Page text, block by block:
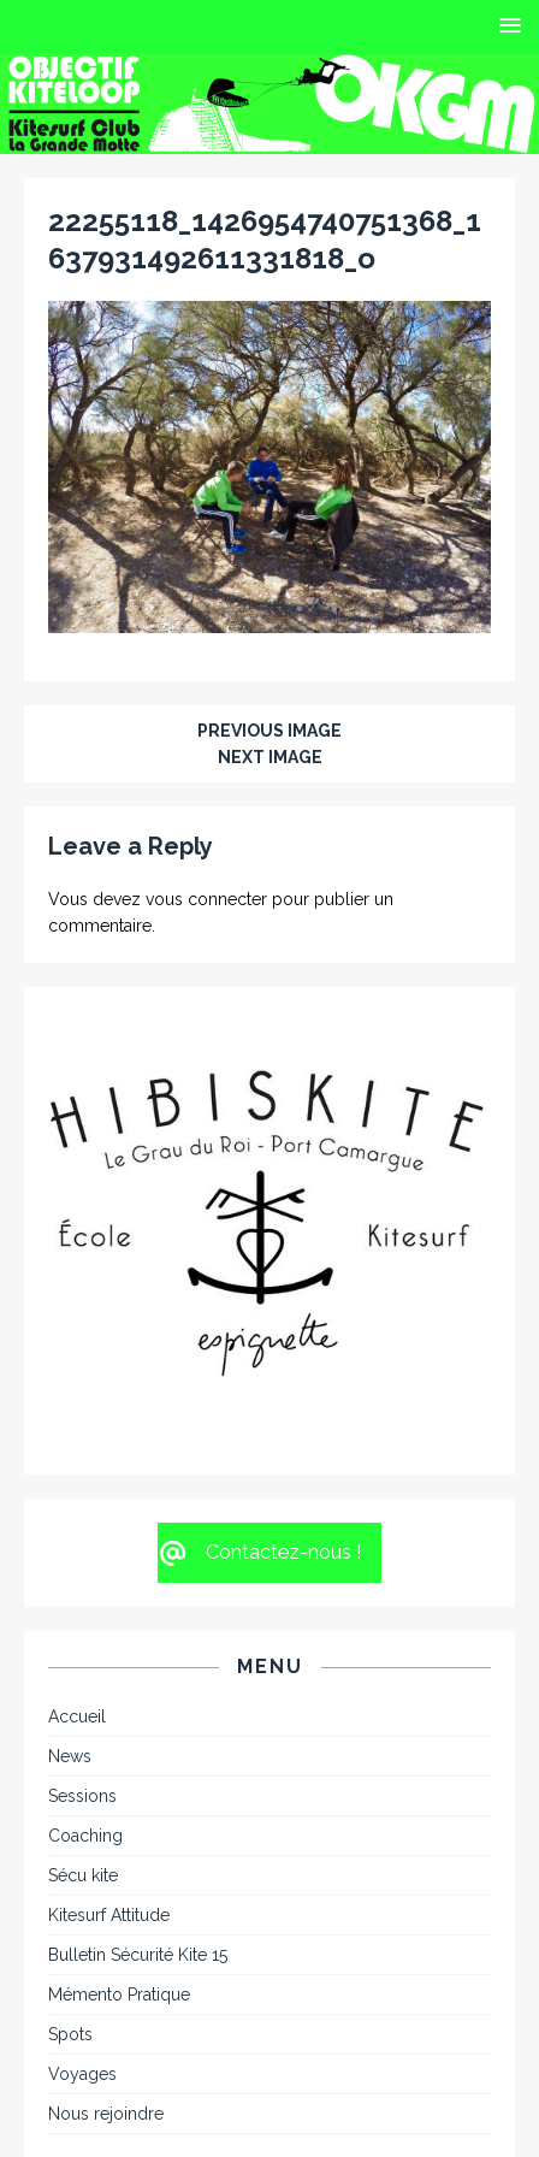
22255118_1426954740751368_1
637931492611331818_o
PREVIOUS IMAGE
NEXT IMAGE
Leave a Reply
Vous devez vous connecter pour publier un
commentaire.
Contactez-nous !
MENU
Accueil
News
Sessions
Coaching
Sécu kite
Kitesurf Attitude
Bulletin Sécurité Kite 15
Mémento Pratique
Spots
Voyages
Nous rejoindre